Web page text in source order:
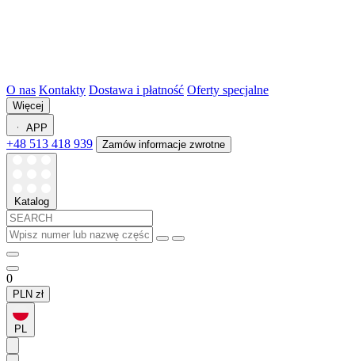
O nas Kontakty Dostawa i płatność Oferty specjalne
Więcej
APP
+48 513 418 939 Zamów informacje zwrotne
Katalog
0
PLN zł
PL